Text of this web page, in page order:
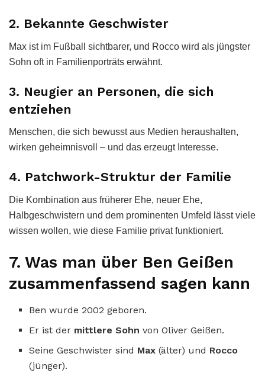
2. Bekannte Geschwister
Max ist im Fußball sichtbarer, und Rocco wird als jüngster
Sohn oft in Familienporträts erwähnt.
3. Neugier an Personen, die sich
entziehen
Menschen, die sich bewusst aus Medien heraushalten,
wirken geheimnisvoll – und das erzeugt Interesse.
4. Patchwork-Struktur der Familie
Die Kombination aus früherer Ehe, neuer Ehe,
Halbgeschwistern und dem prominenten Umfeld lässt viele
wissen wollen, wie diese Familie privat funktioniert.
7. Was man über Ben Geißen
zusammenfassend sagen kann
Ben wurde 2002 geboren.
Er ist der mittlere Sohn von Oliver Geißen.
Seine Geschwister sind Max (älter) und Rocco
(jünger).